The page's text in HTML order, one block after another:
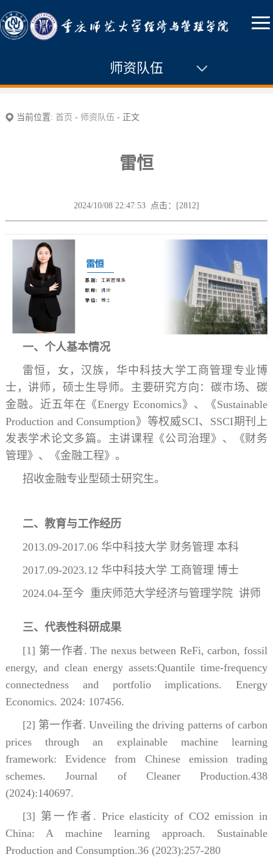
师资队伍
工商管理系
大数据管理与应用
当前位置: 首页 - 师资队伍 - 正文
雷恒
2024/10/08 22:47:53 点击：[2812]
一、个人基本情况
雷恒，女，汉族，华中科技大学工商管理专业博
士，讲师，硕士生导师。主要研究方向：碳市场、碳
金融。近五年在《Energy Economics》、《Sustainable
Production and Consumption》等权威SCI、SSCI期刊上
发表学术论文多篇。主讲课程《公司治理》、《财务
管理》、《金融工程》。
招收金融专业型硕士研究生。
二、教育与工作经历
2013.09-2017.06 华中科技大学 财务管理 本科
2017.09-2023.12 华中科技大学 工商管理 博士
2024.04-至今 重庆师范大学经济与管理学院 讲师
三、代表性科研成果
[1] 第一作者. The nexus between ReFi, carbon, fossil
energy, and clean energy assets:Quantile time-frequency
connectedness and portfolio implications. Energy
Economics. 2024: 107456.
[2] 第一作者. Unveiling the driving patterns of carbon
prices through an explainable machine learning
framework: Evidence from Chinese emission trading
schemes. Journal of Cleaner Production.438
(2024):140697.
[3] 第一作者. Price elasticity of CO2 emission in
China: A machine learning approach. Sustainable
Production and Consumption.36 (2023):257-280